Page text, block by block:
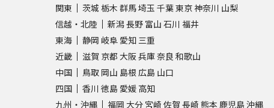
関東
茨城 栃木 群馬埼玉 千葉東京神奈川 山梨
信越・北陸
新潟長野 富山 石川 福井
東海
静岡 岐阜 愛知 三重
近畿
滋賀 京都 大阪兵庫奈良 和歌山
中国
鳥取 岡山 島根 広島 山口
四国
香川 徳島 愛媛 高知
九州・沖縄
福岡 大分 宮崎 佐賀 長崎 熊本 鹿児島沖縄